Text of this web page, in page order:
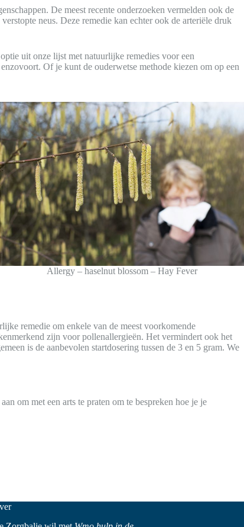
De meest recente onderzoeken vermelden ook de
neus. Deze remedie kan echter ook de arteriële druk
uit onze lijst met natuurlijke remedies voor een
Of je kunt de ouderwetse methode kiezen om op een
Allergy – haselnut blossom – Hay Fever
remedie om enkele van de meest voorkomende
zijn voor pollenallergieën. Het vermindert ook het
is de aanbevolen startdosering tussen de 3 en 5 gram. We
om met een arts te praten om te bespreken hoe je je